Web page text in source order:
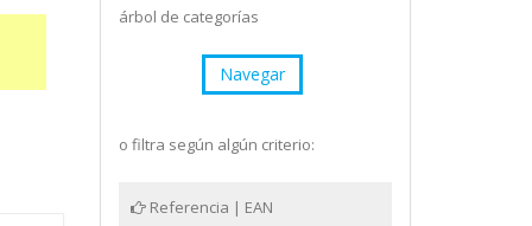
árbol de categorías
Navegar
o filtra según algún criterio:
Referencia | EAN